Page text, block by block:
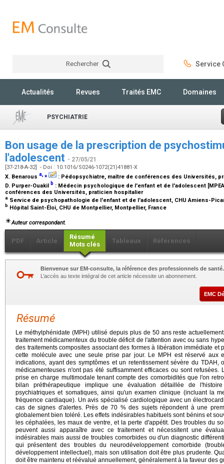
Rechercher Service
Actualités Revues Traités EMC Domaines
PSYCHIATRIE
Bon usage de la prescription de
l'adolescent - 27/05/21
[37-218-A-32] - Doi : 10.1016/S0246-1072(21)41881-X
X. Benarous a,⁎ : Pédopsychiatre, maître de conférences des Universités,
D. Purper-Ouakil b : Médecin psychologique de l'enfant et de l'adolescent
conférences des Universités, praticien hospitalier
a Service de psychopathologie de l'enfant et de l'adolescent, CHU Amiens-
b Hôpital Saint-Éloi, CHU de Montpellier, Montpellier, France
Auteur correspondant.
PDF Article
Résumé
Mots clés
Tableaux Références
Bienvenue sur EM-consulte, la référence des professionnels de santé.
L’accès au texte intégral de cet article nécessite un abonnement.
EMC
Résumé
Le méthylphénidate (MPH) utilisé depuis plus de 50 ans reste
traitement médicamenteux du trouble déficit de l'attention avec ou sans
des traitements composites associant des formes à libération immédiate
cette molécule avec une seule prise par jour. Le MPH est réservé aux
indications, ayant des symptômes et un retentissement sévère du
médicamenteuses n'ont pas été suffisamment efficaces ou sont
prise en charge multimodale tenant compte des comorbidités que l'on
bilan préthérapeutique implique une évaluation détaillée de l'histoire
psychiatriques et somatiques, ainsi qu'un examen clinique (incluant la
fréquence cardiaque). Un avis spécialisé cardiologique avec un
cas de signes d'alertes. Près de 70 % des sujets répondent à une
globalement bien toléré. Les effets indésirables habituels sont bénins et
les céphalées, les maux de ventre, et la perte d'appétit. Des troubles du
peuvent aussi apparaître avec ce traitement et nécessitent une
indésirables mais aussi de troubles comorbides ou d'un diagnostic
qui présentent des troubles du neurodéveloppement comorbide
développement intellectuel), mais son utilisation doit être plus prudente.
doit être maintenu et réévalué annuellement, généralement à la faveur des